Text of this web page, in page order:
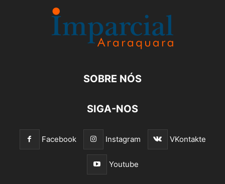
SOBRE NÓS
SIGA-NOS
Facebook Instagram VKontakte
Youtube